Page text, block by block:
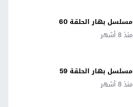
مسلسل بهار الحلقة 60
منذ 8 أشهر
مسلسل بهار الحلقة 59
منذ 8 أشهر